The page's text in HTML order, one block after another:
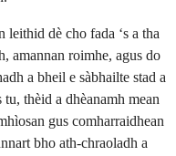
leithid dè cho fada ‘s a tha
amannan roimhe, agus do
a bheil e sàbhailte stad a
thèid a dhèanamh mean
gus comharraidhean
bho ath-chraoladh a